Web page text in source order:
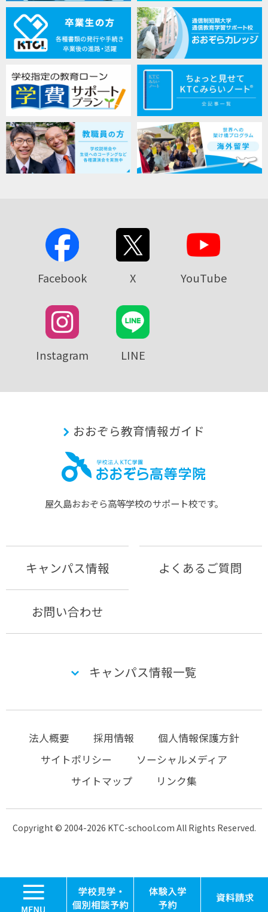
学校見学・個別相
体験入
Facebook X YouTube
Instagram LINE
おおぞら教育情報ガイド
屋久島おおぞら⾼等学校のサポート校です。
キャンパス情報 よくあるご質問
お問い合わせ
キャンパス情報一覧
法人概要 採用情報
個人情報保護方針
サイトポリシー
ソーシャルメディア
サイトマップ
リンク集
Copyright © 2004-2026 KTC-school.com All Rights Reserved.